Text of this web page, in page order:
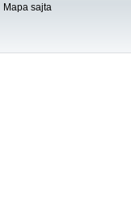
Mapa sajta